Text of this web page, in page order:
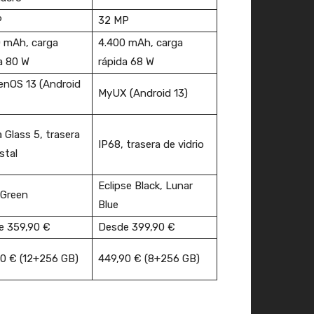
32 MP
mAh, carga
80 W
4.400 mAh, carga
rápida 68 W
13 (Android
MyUX (Android 13)
Glass 5, trasera
IP68, trasera de vidrio
Eclipse Black, Lunar
Blue
359,90 €
Desde 399,90 €
€ (12+256 GB) 449,90 € (8+256 GB)